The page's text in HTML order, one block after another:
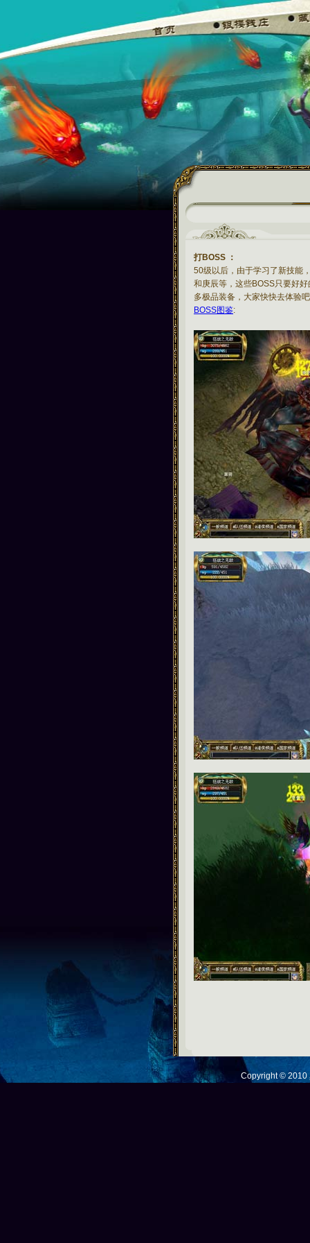
打BOSS ：
50级以后，由于学习了新技能
和庚辰等，这些BOSS只要好
多极品装备，大家快快去体验
BOSS图鉴:
Copyright © 2010